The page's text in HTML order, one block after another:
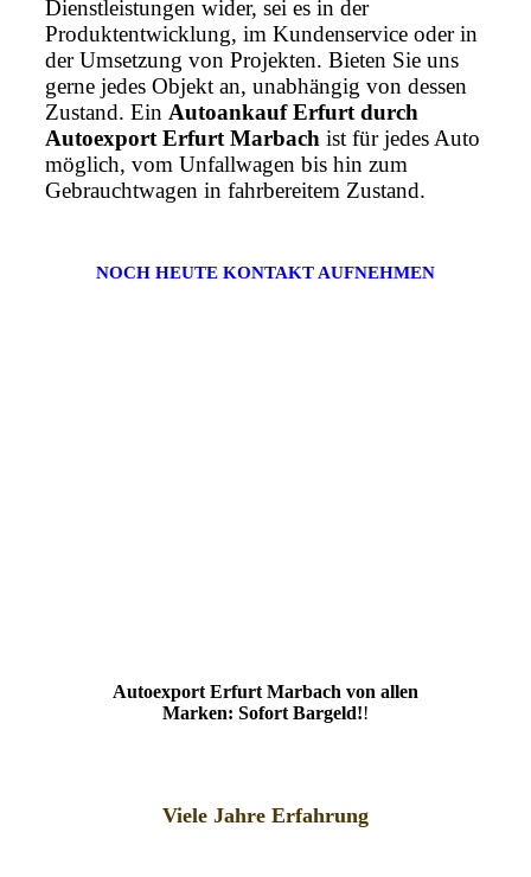
Dienstleistungen wider, sei es in der
Produktentwicklung, im Kundenservice oder in
der Umsetzung von Projekten. Bieten Sie uns
gerne jedes Objekt an, unabhängig von dessen
Zustand. Ein Autoankauf Erfurt durch
Autoexport Erfurt Marbach ist für jedes Auto
möglich, vom Unfallwagen bis hin zum
Gebrauchtwagen in fahrbereitem Zustand.
NOCH HEUTE KONTAKT AUFNEHMEN
Autoexport Erfurt Marbach von allen
Marken: Sofort Bargeld!!
Viele Jahre Erfahrung